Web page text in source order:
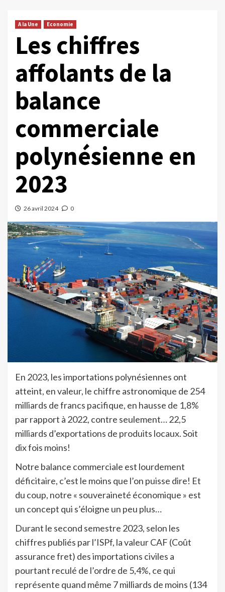
A la Une Economie
Les chiffres
affolants de la
balance
commerciale
polynésienne en
2023
26 avril 2024 0
En 2023, les importations polynésiennes ont
atteint, en valeur, le chiffre astronomique de 254
milliards de francs pacifique, en hausse de 1,8%
par rapport à 2022, contre seulement… 22,5
milliards d’exportations de produits locaux. Soit
dix fois moins!
Notre balance commerciale est lourdement
déficitaire, c’est le moins que l’on puisse dire! Et
du coup, notre « souveraineté économique » est
un concept qui s’éloigne un peu plus…
Durant le second semestre 2023, selon les
chiffres publiés par l’ISPf, la valeur CAF (Coût
assurance fret) des importations civiles a
pourtant reculé de l’ordre de 5,4%, ce qui
représente quand même 7 milliards de moins (134